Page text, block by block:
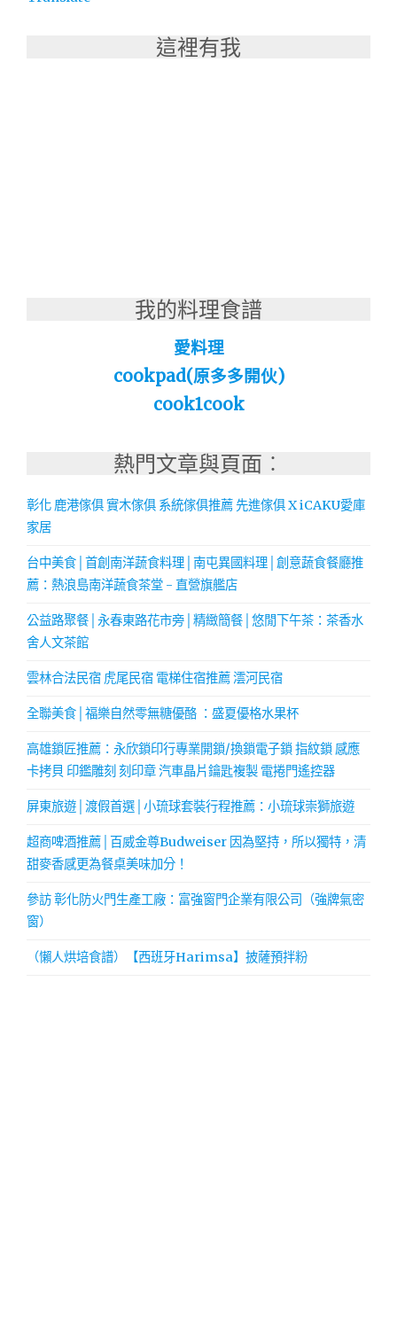
這裡有我
我的料理食譜
愛料理
cookpad(原多多開伙)
cook1cook
熱門文章與頁面︰
彰化 鹿港傢俱 實木傢俱 系統傢俱推薦 先進傢俱 X iCAKU愛庫
家居
台中美食│首創南洋蔬食料理│南屯異國料理│創意蔬食餐廳推
薦：熱浪島南洋蔬食茶堂 - 直營旗艦店
公益路聚餐│永春東路花市旁│精緻簡餐│悠閒下午茶：茶香水
舍人文茶館
雲林合法民宿 虎尾民宿 電梯住宿推薦 澐河民宿
全聯美食│福樂自然零無糖優酪 ：盛夏優格水果杯
高雄鎖匠推薦：永欣鎖印行專業開鎖/換鎖電子鎖 指紋鎖 感應
卡拷貝 印鑑雕刻 刻印章 汽車晶片鑰匙複製 電捲門遙控器
屏東旅遊│渡假首選│小琉球套裝行程推薦：小琉球崇獅旅遊
超商啤酒推薦│百威金尊Budweiser 因為堅持，所以獨特，清
甜麥香感更為餐桌美味加分！
參訪 彰化防火門生產工廠：富強窗門企業有限公司（強牌氣密
窗）
（懶人烘培食譜）【西班牙Harimsa】披薩預拌粉